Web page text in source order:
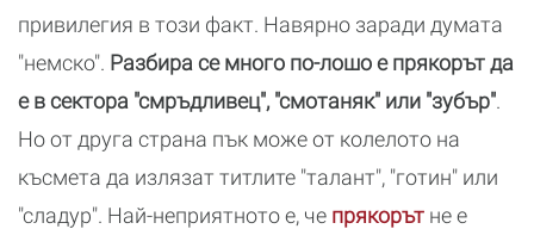
привилегия в този факт. Навярно заради думата
"немско". Разбира се много по-лошо е прякорът да
е в сектора "смръдливец", "смотаняк" или "зубър".
Но от друга страна пък може от колелото на
късмета да излязат титлите "талант", "готин" или
"сладур". Най-неприятното е, че прякорът не е